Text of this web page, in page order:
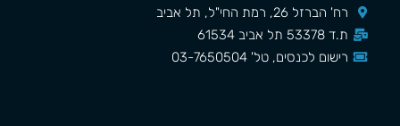
רח' הברזל 26, רמת החי"ל, תל אביב
ת.ד 53378 תל אביב 61534
רישום לכנסים, טל' 03-7650504